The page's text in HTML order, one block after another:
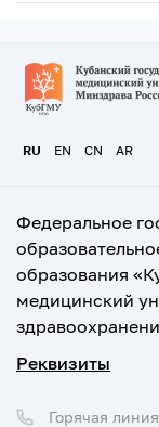
RU EN CN AR
Федеральное
образования
медицинский
Реквизиты
Горячая